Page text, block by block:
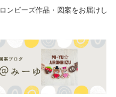
ンビーズ作品・図案をお届けし